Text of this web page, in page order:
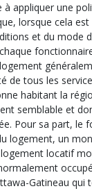
à appliquer une
lorsque cela
et du mode
de tous les
habitant la
semblable et
Pour sa part, le
logement, un
locatif
Gatineau qui